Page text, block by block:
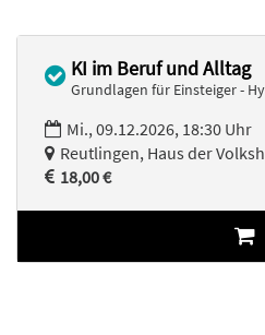
KI im Beruf und Alltag
Grundlagen für Einsteiger -
Mi., 09.12.2026, 18:30 Uhr
Reutlingen, Haus der
18,00 €